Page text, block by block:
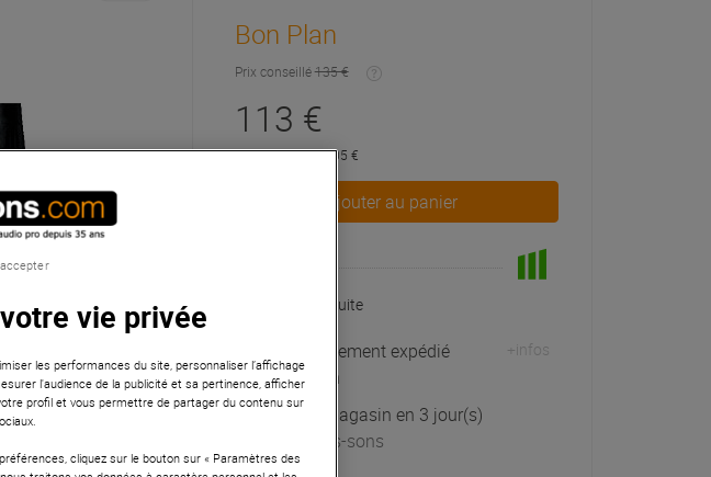
Bon Plan
Prix conseillé 135 €
113 €
dont éco-part : 0,05 €
Ajouter au panier
Livraison Gratuite
Habituellement expédié
sous 48h
+infos
Retrait magasin en 3 jour(s)
à Univers-sons
vie privée
les performances du site, personnaliser l’affichage
l'audience de la publicité et sa pertinence, afficher
profil et vous permettre de partager du contenu sur
cliquez sur le bouton sur « Paramètres des